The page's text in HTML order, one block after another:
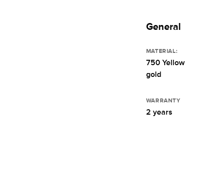
General
MATERIAL:
750 Yellow
gold
WARRANTY
2 years